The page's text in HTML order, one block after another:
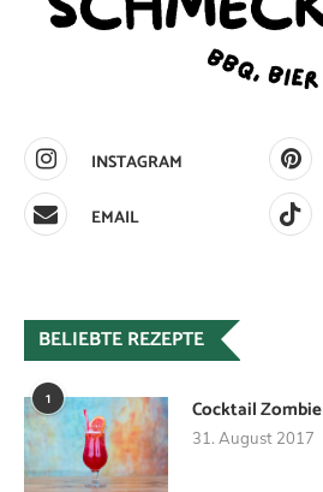
INSTAGRAM
EMAIL
BELIEBTE REZEPTE
1 Cocktail Zombie
31. August 2017